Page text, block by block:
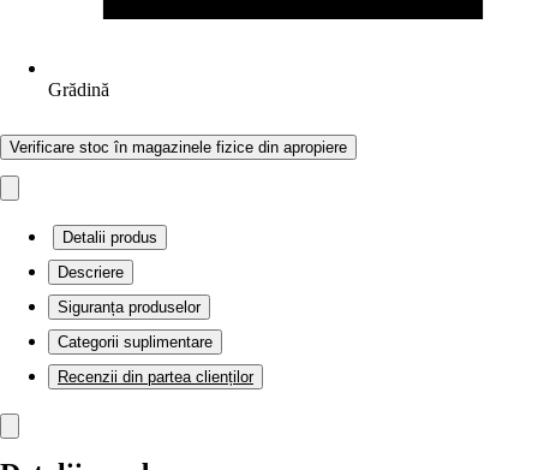
Grădină
Verificare stoc în magazinele fizice din apropiere
Detalii produs
Descriere
Siguranța produselor
Categorii suplimentare
Recenzii din partea clienților